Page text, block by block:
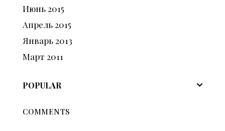
Июнь 2015
Апрель 2015
Январь 2013
Март 2011
POPULAR
COMMENTS